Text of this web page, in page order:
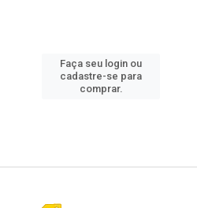
Faça seu login ou
cadastre-se para
comprar.